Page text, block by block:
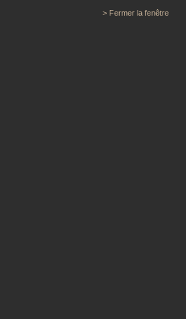
> Fermer la fenêtre